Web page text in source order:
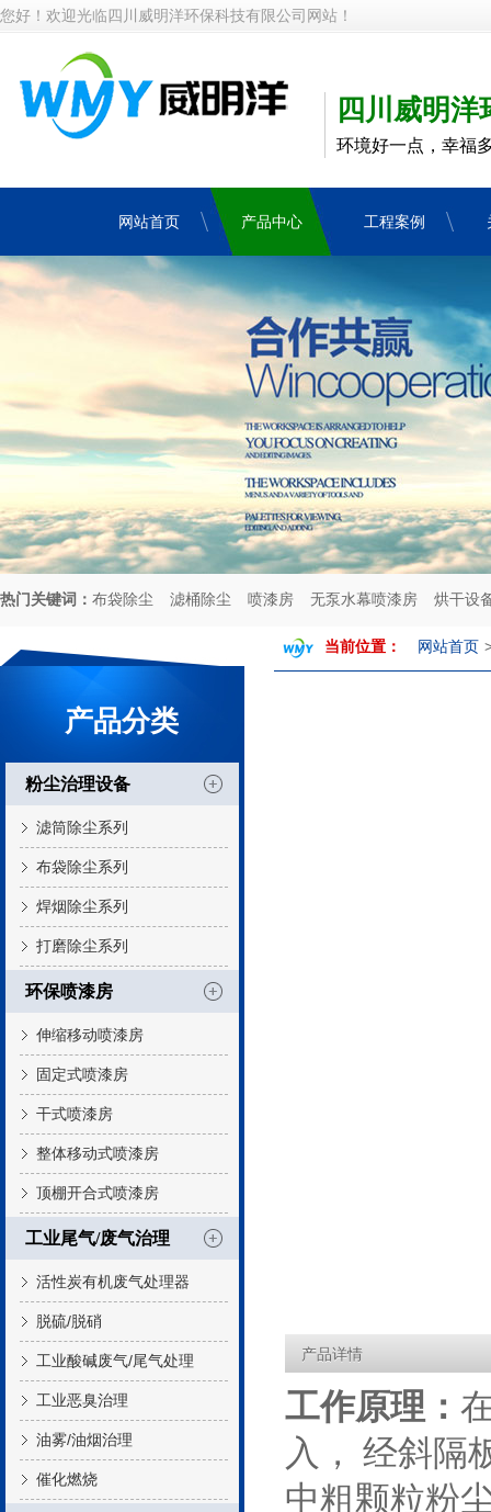
您好！欢迎光临四川威明洋环保科技有限公司网站！
四川威明
环境好一点，幸福
网站首页 产品中心 工程案例
热门关键词： 布袋除尘 滤桶除尘 喷漆房 无泵水幕喷漆房 烘干设
产品分类
粉尘治理设备
滤筒除尘系列
布袋除尘系列
焊烟除尘系列
打磨除尘系列
环保喷漆房
伸缩移动喷漆房
固定式喷漆房
干式喷漆房
整体移动式喷漆房
顶棚开合式喷漆房
工业尾气/废气治理
活性炭有机废气处理器
脱硫/脱硝
工业酸碱废气/尾气处理
工业恶臭治理
油雾/油烟治理
催化燃烧
当前位置： 网站首页
产品详情
工作原理：
入， 经斜隔
中粗颗粒粉